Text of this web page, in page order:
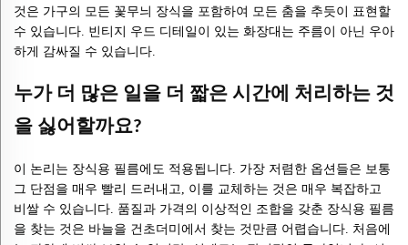
것은 가구의 모든 꽃무늬 장식을 포함하여 모든 춤을 추듯이 표현할
수 있습니다. 빈티지 우드 디테일이 있는 화장대는 주름이 아닌 우아
하게 감싸질 수 있습니다.
누가 더 많은 일을 더 짧은 시간에 처리하는 것
을 싫어할까요?
이 논리는 장식용 필름에도 적용됩니다. 가장 저렴한 옵션들은 보통
그 단점을 매우 빨리 드러내고, 이를 교체하는 것은 매우 복잡하고
비쌀 수 있습니다. 품질과 가격의 이상적인 조합을 갖춘 장식용 필름
을 찾는 것은 바늘을 건초더미에서 찾는 것만큼 어렵습니다. 처음에